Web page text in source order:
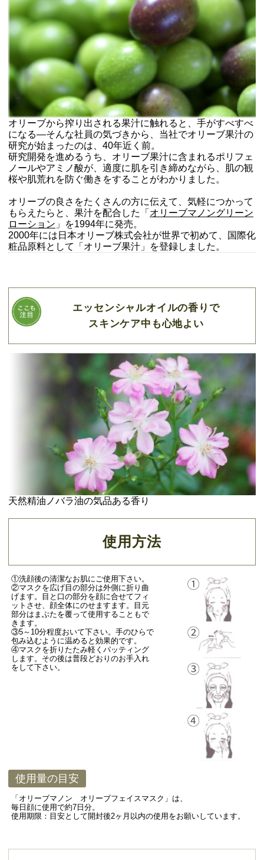
オリーブから搾り出される果汁に触れると、手がすべすべ
になる―そんな社員の気づきから、当社でオリーブ果汁の
研究が始まったのは、40年近く前。
研究開発を進めるうち、オリーブ果汁に含まれるポリフェ
ノールやアミノ酸が、適度に肌を引き締めながら、肌の観
桜や肌荒れを防ぐ働きをすることがわかりました。
オリーブの良さをたくさんの方に伝えて、気軽につかって
もらえたらと、果汁を配合した「 オリーブマノングリーン
ローション 」を1994年に発売。
2000年には日本オリーブ株式会社が世界で初めて、国際化
粧品原料として「オリーブ果汁」を登録しました。
エッセンシャルオイルの香りで
スキンケア中も心地よい
天然精油ノバラ油の気品ある香り
使用方法
①洗顔後の清潔なお肌にご使用下さい。
②マスクを広げ目の部分は外側に折り曲
げます。目と口の部分を顔に合せてフィ
ットさせ、顔全体にのせますます。目元
部分はまぶたを覆って使用することもで
きます。
③5～10分程度おいて下さい。手のひらで
包み込むように温めると効果的です。
④マスクを折りたたみ軽くパッティング
します。その後は普段どおりのお手入れ
をして下さい。
使用量の目安
「オリーブマノン オリーブフェイスマスク」は、
毎日顔に使用で約7日分。
使用期限：目安として開封後2ヶ月以内の使用をお願いしています。